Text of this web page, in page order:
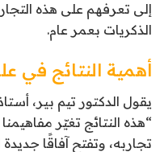
إلى تعرفهم على هذه
الذكريات بعمر عام.
أهمية النتائج في
يقول الدكتور تيم بير،
“هذه النتائج تغيّر
تجاربه، وتفتح آفاقًا جديدة